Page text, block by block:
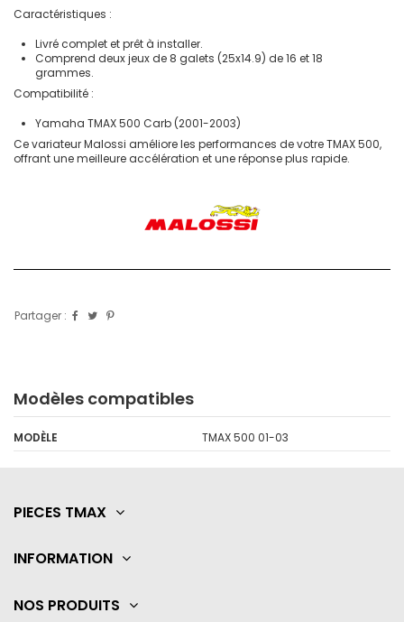
Caractéristiques :
Livré complet et prêt à installer.
Comprend deux jeux de 8 galets (25x14.9) de 16 et 18
grammes.
Compatibilité :
Yamaha TMAX 500 Carb (2001-2003)
Ce variateur Malossi améliore les performances de votre TMAX 500,
offrant une meilleure accélération et une réponse plus rapide.
Partager :
Modèles compatibles
MODÈLE TMAX 500 01-03
PIECES TMAX
INFORMATION
NOS PRODUITS